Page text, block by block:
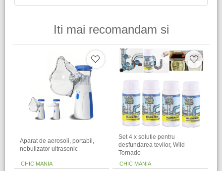
Iti mai recomandam si
Aparat de aerosoli, portabil,
nebulizator ultrasonic
CHIC MANIA
Set 4 x solutie pentru
desfundarea tevilor, Wild
Tornado
CHIC MANIA